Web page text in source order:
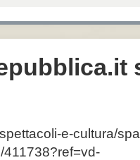
e-cultura/